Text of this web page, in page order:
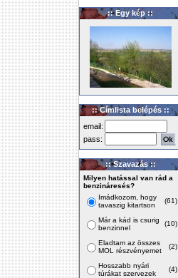
:: Egy kép ::
:: Címlista belépés ::
email:
pass:
:: Szavazás ::
Milyen hatással van rád a
benzináresés?
Imádkozom, hogy
tavaszig kitartson
(61)
Már a kád is csurig
benzinnel
(10)
Eladtam az összes
MOL részvényemet
(2)
Hosszabb nyári
túrákat szervezek
(4)